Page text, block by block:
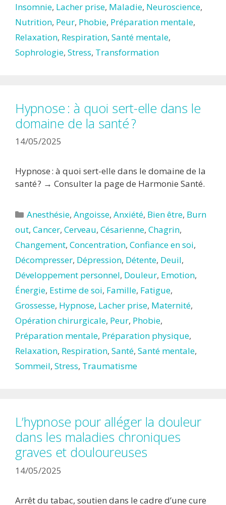
Insomnie, Lacher prise, Maladie, Neuroscience,
Nutrition, Peur, Phobie, Préparation mentale,
Relaxation, Respiration, Santé mentale,
Sophrologie, Stress, Transformation
Hypnose : à quoi sert-elle dans le
domaine de la santé ?
14/05/2025
Hypnose : à quoi sert-elle dans le domaine de la
santé ? → Consulter la page de Harmonie Santé.
Catégories
Anesthésie,Angoisse,Anxiété, Bien être, Burn
out, Cancer, Cerveau, Césarienne, Chagrin,
Changement, Concentration, Confiance en soi,
Décompresser, Dépression, Détente, Deuil,
Développement personnel, Douleur, Emotion,
Énergie, Estime de soi, Famille, Fatigue,
Grossesse, Hypnose, Lacher prise, Maternité,
Opération chirurgicale, Peur, Phobie,
Préparation mentale, Préparation physique,
Relaxation, Respiration, Santé, Santé mentale,
Sommeil, Stress, Traumatisme
L’hypnose pour alléger la douleur
dans les maladies chroniques
graves et douloureuses
14/05/2025
Arrêt du tabac, soutien dans le cadre d’une cure